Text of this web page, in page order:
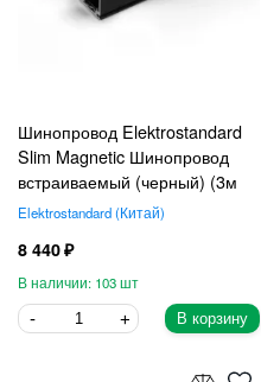
Шинопровод Elektrostandard
Slim Magnetic Шинопровод
встраиваемый (черный) (3м
Elektrostandard Китай
8 440
103
В корзину